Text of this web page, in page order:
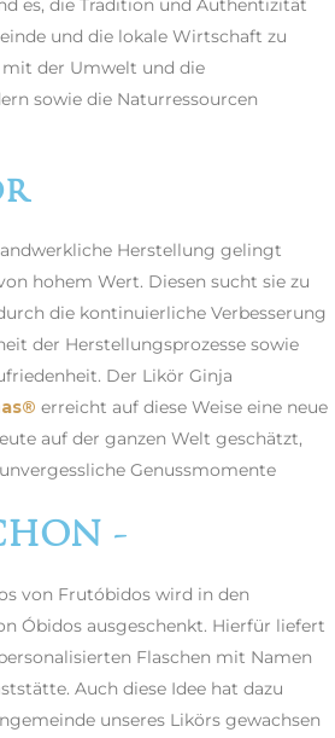
und die lokale Wirtschaft zu
mit der Umwelt und die
sowie die Naturressourcen
Herstellung gelingt
hohem Wert. Diesen sucht sie zu
die kontinuierliche Verbesserung
der Herstellungsprozesse sowie
Der Likör Ginja
erreicht auf diese Weise eine neue
auf der ganzen Welt geschätzt,
Genussmomente
-
von Frutóbidos wird in den
Óbidos ausgeschenkt. Hierfür liefert
Flaschen mit Namen
Auch diese Idee hat dazu
unseres Likörs gewachsen